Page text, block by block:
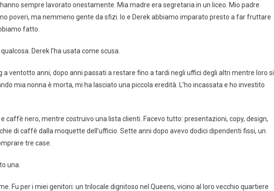
sempre lavorato onestamente. Mia madre era segretaria in un liceo. Mio padre
poveri, ma nemmeno gente da sfizi. Io e Derek abbiamo imparato presto a far fruttare
fatto.
Derek l’ha usata come scusa.
ventotto anni, dopo anni passati a restare fino a tardi negli uffici degli altri mentre loro si
mia nonna è morta, mi ha lasciato una piccola eredità. L’ho incassata e ho investito
caffè nero, mentre costruivo una lista clienti. Facevo tutto: presentazioni, copy, design,
di caffè dalla moquette dell’ufficio. Sette anni dopo avevo dodici dipendenti fissi, un
tre case.
una.
Fu per i miei genitori: un trilocale dignitoso nel Queens, vicino al loro vecchio quartiere